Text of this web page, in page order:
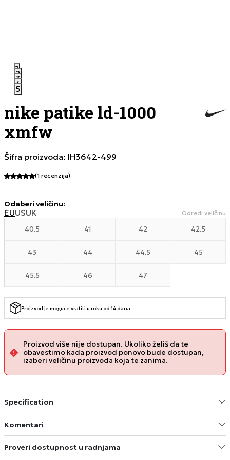
1
2
3
4
5
nike patike ld-1000
xmfw
Šifra proizvoda: IH3642-499
(1 recenzija)
Odaberi veličinu:
EUUSUK Odredi veličinu
40.5 41 42 42.5
43 44 44.5 45
45.5 46 47
Proizvod je moguce vratiti u roku od 14 dana.
Proizvod više nije dostupan. Ukoliko želiš da te
obavestimo kada proizvod ponovo bude dostupan,
izaberi veličinu proizvoda koja te zanima.
Specification
Komentari
Proveri dostupnost u radnjama